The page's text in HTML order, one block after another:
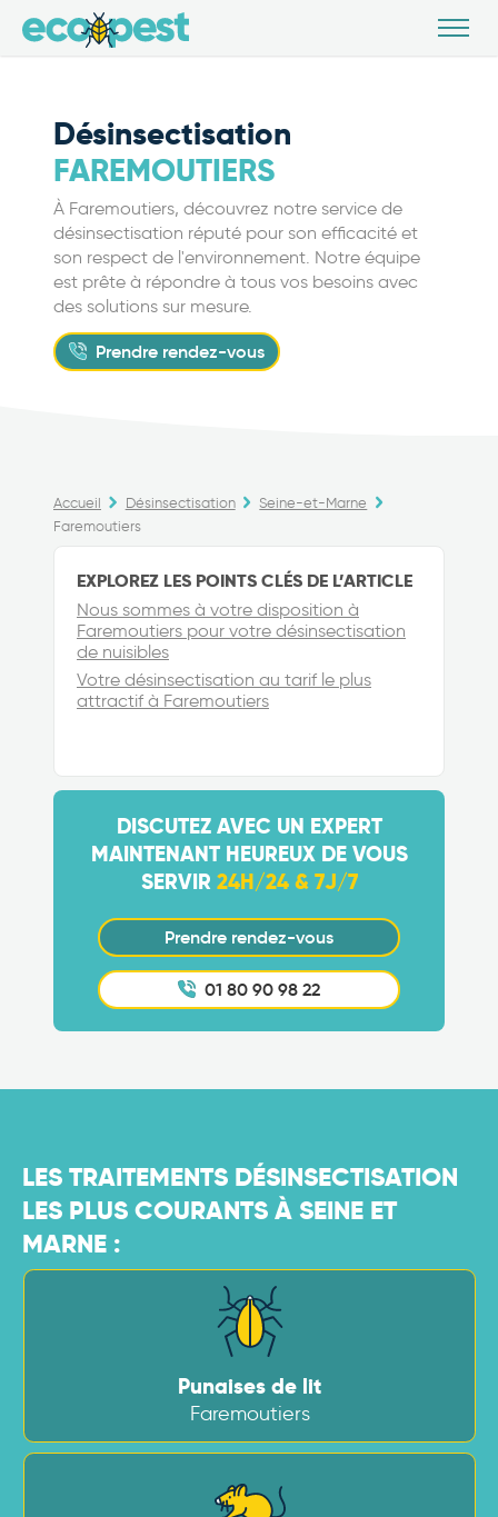
Désinsectisation
FAREMOUTIERS
À Faremoutiers, découvrez notre service de
désinsectisation réputé pour son efficacité et
son respect de l'environnement. Notre équipe
est prête à répondre à tous vos besoins avec
des solutions sur mesure.
Prendre rendez-vous
Accueil Désinsectisation
Seine-et-Marne
Faremoutiers
EXPLOREZ LES POINTS CLÉS DE L’ARTICLE
Nous sommes à votre disposition à
Faremoutiers pour votre désinsectisation
de nuisibles
Votre désinsectisation au tarif le plus
attractif à Faremoutiers
DISCUTEZ AVEC UN EXPERT
MAINTENANT HEUREUX DE VOUS
SERVIR 24H/24 & 7J/7
Prendre rendez-vous
01 80 90 98 22
LES TRAITEMENTS DÉSINSECTISATION
LES PLUS COURANTS À SEINE ET
MARNE :
Punaises de lit
Faremoutiers